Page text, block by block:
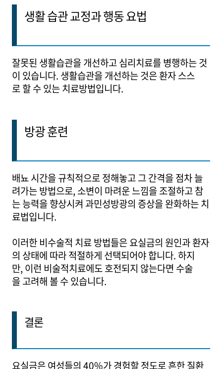
생활 습관 교정과 행동 요법
잘못된 생활습관을 개선하고 심리치료를 병행하는 것
이 있습니다. 생활습관을 개선하는 것은 환자 스스
로 할 수 있는 치료방법입니다.
방광 훈련
배뇨 시간을 규칙적으로 정해놓고 그 간격을 점차 늘
려가는 방법으로, 소변이 마려운 느낌을 조절하고 참
는 능력을 향상시켜 과민성방광의 증상을 완화하는 치
료법입니다.
이러한 비수술적 치료 방법들은 요실금의 원인과 환자
의 상태에 따라 적절하게 선택되어야 합니다. 하지
만, 이런 비술적치료에도 호전되지 않는다면 수술
을 고려해 볼 수 있습니다.
결론
요실금은 여성들의 40%가 경험할 정도로 흔한 질환